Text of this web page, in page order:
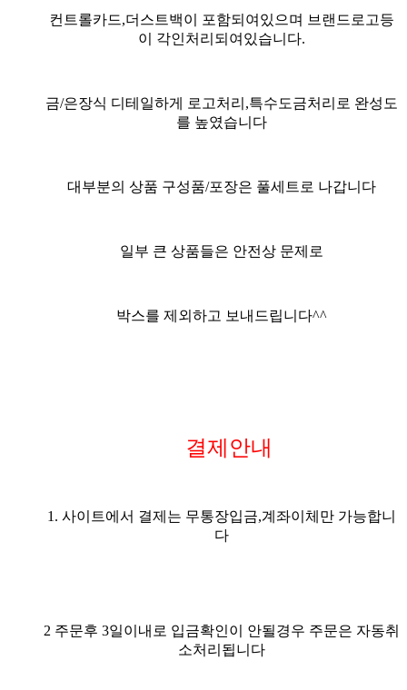
컨트롤카드,더스트백이 포함되여있으며 브랜드로고등
이 각인처리되여있습니다.
금/은장식 디테일하게 로고처리,특수도금처리로 완성도
를 높였습니다
대부분의 상품 구성품/포장은 풀세트로 나갑니다
일부 큰 상품들은 안전상 문제로
박스를 제외하고 보내드립니다^^
결제안내
1. 사이트에서 결제는 무통장입금,계좌이체만 가능합니
다
2 주문후 3일이내로 입금확인이 안될경우 주문은 자동취
소처리됩니다